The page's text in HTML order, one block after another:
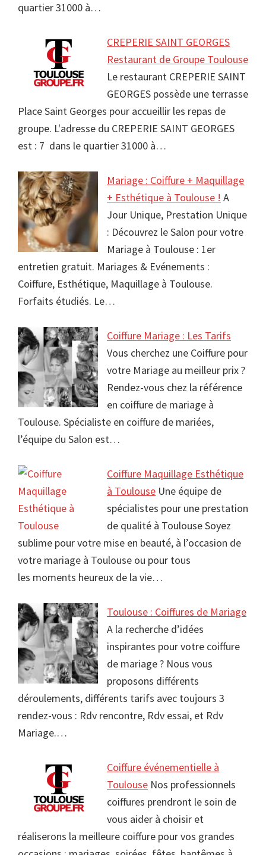
quartier 31000 à…
CREPERIE SAINT GEORGES
Restaurant de Groupe Toulouse
Le restaurant CREPERIE SAINT
GEORGES possède une terrasse
Place Saint Georges pour accueillir les repas de
groupe. L'adresse du CREPERIE SAINT GEORGES
est : 7 dans le quartier 31000 à…
Mariage : Coiffure + Maquillage
+ Esthétique à Toulouse ! A
Jour Unique, Prestation Unique
: Découvrez le Salon pour votre
Mariage à Toulouse : 1er
entretien gratuit. Mariages & Evénements :
Coiffure, Esthétique, Maquillage à Toulouse.
Forfaits étudiés. Le…
Coiffure Mariage : Les Tarifs
Vous cherchez une Coiffure pour
votre Mariage au meilleur prix ?
Rendez-vous chez la référence
en coiffure de mariage à
Toulouse. Spécialiste en coiffure de mariées,
l’équipe du Salon est…
Coiffure Maquillage Esthétique
à Toulouse Une équipe de
spécialistes pour une prestation
de qualité à Toulouse Soyez
sublime pour votre mise en beauté, à l’occasion de
votre mariage à Toulouse ou pour tous
les moments heureux de la vie…
Toulouse : Coiffures de Mariage
A la recherche d’idées
inspirantes pour votre coiffure
de mariage ? Nous vous
proposons différents
déroulements, différents tarifs avec toujours 3
rendez-vous : Rdv rencontre, Rdv essai, et Rdv
Mariage.…
Coiffure événementielle à
Toulouse Nos professionnels
coiffures prendront le soin de
vous aider à choisir et
réaliserons la meilleure coiffure pour vos grandes